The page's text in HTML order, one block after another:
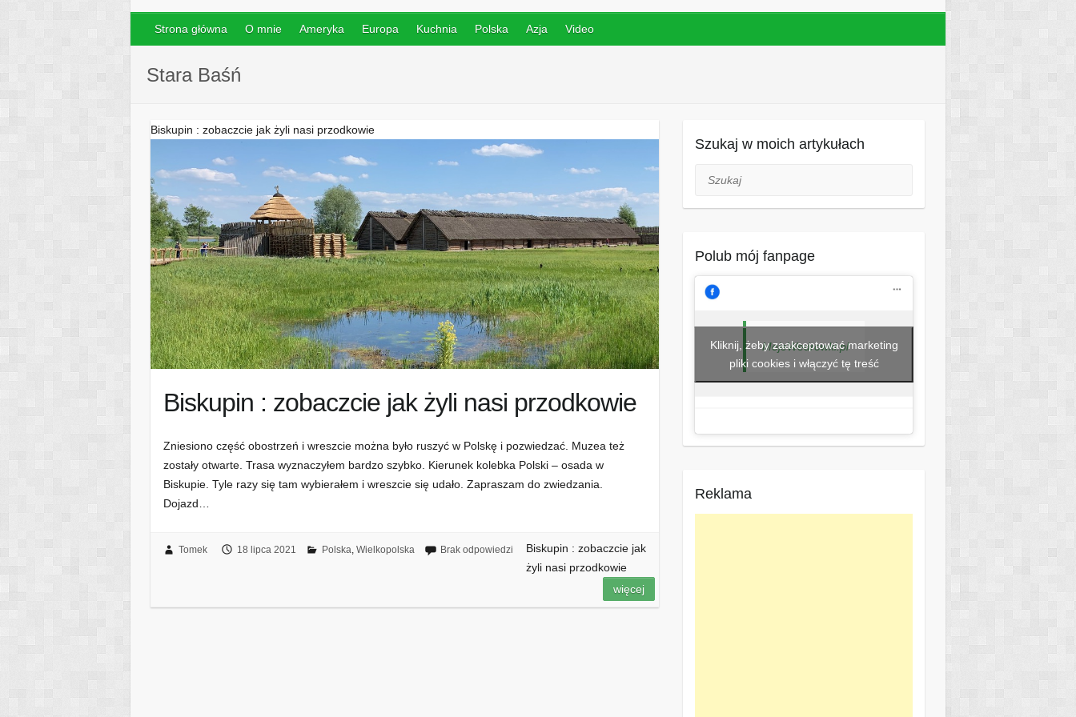
Strona główna O mnie Ameryka Europa Kuchnia Polska Azja Video
Stara Baśń
Biskupin : zobaczcie jak żyli nasi przodkowie
Biskupin : zobaczcie jak żyli nasi przodkowie
Zniesiono część obostrzeń i wreszcie można było ruszyć w Polskę i pozwiedzać. Muzea też
zostały otwarte. Trasa wyznaczyłem bardzo szybko. Kierunek kolebka Polski – osada w
Biskupie. Tyle razy się tam wybierałem i wreszcie się udało. Zapraszam do zwiedzania.
Dojazd…
Tomek 18 lipca 2021 Polska, Wielkopolska Brak odpowiedzi
Biskupin : zobaczcie jak
żyli nasi przodkowie
więcej
Szukaj w moich artykułach
Szukaj
Polub mój fanpage
MojeWedrowki.pl
Kliknij, żeby zaakceptować marketing
pliki cookies i włączyć tę treść
Reklama